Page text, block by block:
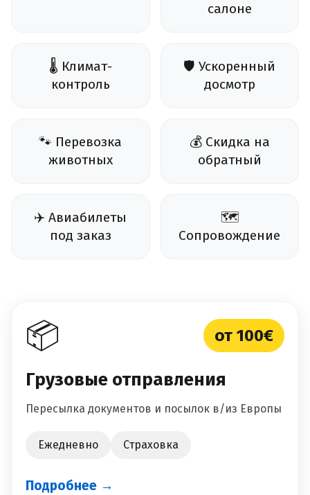
салоне
🌡️ Климат-
контроль
🛡️ Ускоренный
досмотр
🐾 Перевозка
животных
💰 Скидка на
обратный
✈️ Авиабилеты
под заказ
🗺️
Сопровождение
📦 от 100€
Грузовые отправления
Пересылка документов и посылок в/из Европы
Ежедневно Страховка
Подробнее →